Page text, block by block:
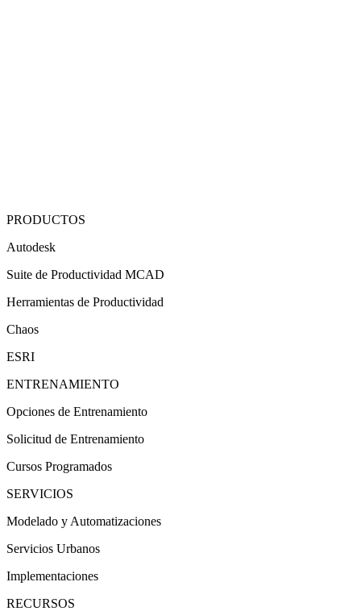
PRODUCTOS
Autodesk
Suite de Productividad MCAD
Herramientas de Productividad
Chaos
ESRI
ENTRENAMIENTO
Opciones de Entrenamiento
Solicitud de Entrenamiento
Cursos Programados
SERVICIOS
Modelado y Automatizaciones
Servicios Urbanos
Implementaciones
RECURSOS